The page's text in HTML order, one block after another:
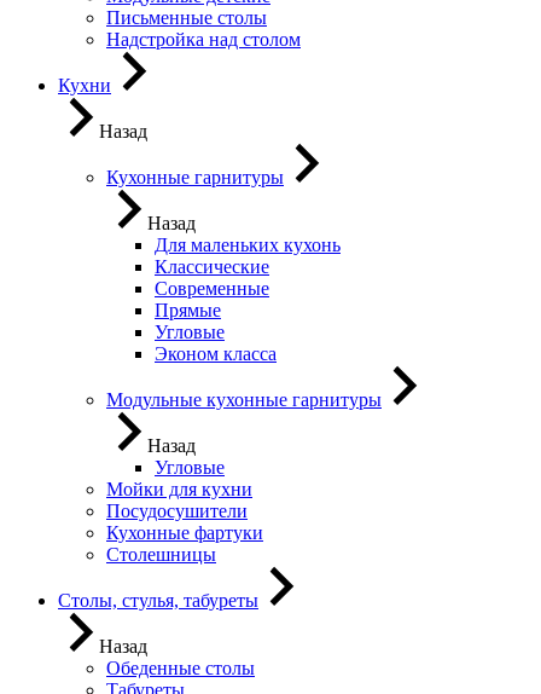
Письменные столы
Надстройка над столом
Кухни
Назад
Кухонные гарнитуры
Назад
Для маленьких кухонь
Классические
Современные
Прямые
Угловые
Эконом класса
Модульные кухонные гарнитуры
Назад
Угловые
Мойки для кухни
Посудосушители
Кухонные фартуки
Столешницы
Столы, стулья, табуреты
Назад
Обеденные столы
Табуреты